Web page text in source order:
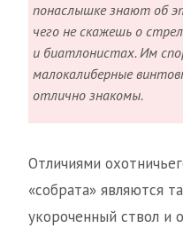
понаслышке знают об
чего не скажешь о
и биатлонистах. Им
малокалиберные
отлично знакомы.
Отличиями
«собрата» являются
укороченный ствол и